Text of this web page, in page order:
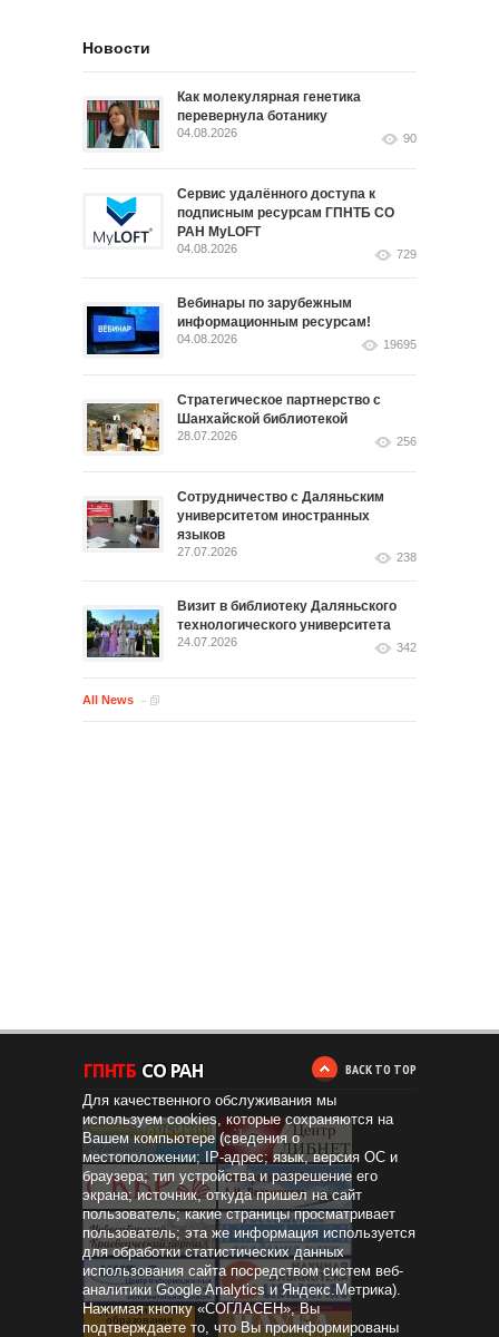
Новости
Как молекулярная генетика
перевернула ботанику
04.08.2026 90
Сервис удалённого доступа к
подписным ресурсам ГПНТБ СО
РАН MyLOFT
04.08.2026 729
Вебинары по зарубежным
информационным ресурсам!
04.08.2026 19695
Стратегическое партнерство с
Шанхайской библиотекой
28.07.2026 256
Сотрудничество с Даляньским
университетом иностранных
языков
27.07.2026 238
Визит в библиотеку Даляньского
технологического университета
24.07.2026 342
All News
BACK TO TOP
Дистанционное
образование
Для качественного обслуживания мы
используем cookies, которые сохраняются на
Вашем компьютере (сведения о
местоположении; IP-адрес; язык, версия ОС и
браузера; тип устройства и разрешение его
экрана; источник, откуда пришел на сайт
пользователь; какие страницы просматривает
пользователь; эта же информация используется
для обработки статистических данных
использования сайта посредством систем веб-
аналитики Google Analytics и Яндекс.Метрика).
Нажимая кнопку «СОГЛАСЕН», Вы
подтверждаете то, что Вы проинформированы